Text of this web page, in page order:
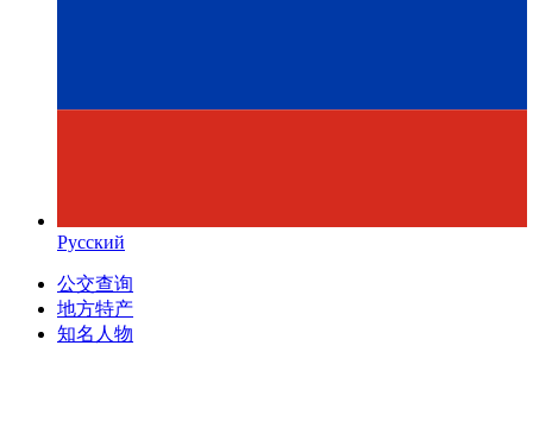
Русский
公交查询
地方特产
知名人物